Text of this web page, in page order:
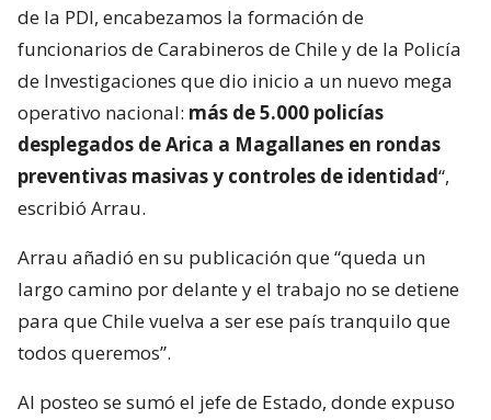
de la PDI, encabezamos la formación de
funcionarios de Carabineros de Chile y de la Policía
de Investigaciones que dio inicio a un nuevo mega
operativo nacional: más de 5.000 policías
desplegados de Arica a Magallanes en rondas
preventivas masivas y controles de identidad“,
escribió Arrau.
Arrau añadió en su publicación que “queda un
largo camino por delante y el trabajo no se detiene
para que Chile vuelva a ser ese país tranquilo que
todos queremos”.
Al posteo se sumó el jefe de Estado, donde expuso